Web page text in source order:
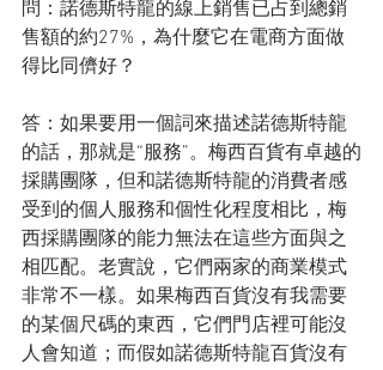
問：諾德斯特龍的線上銷售已占到總銷
售額的約27%，為什麼它在電商方面做
得比同儕好？
答：如果要用一個詞來描述諾德斯特龍
的話，那就是“服務”。梅西百貨有卓越的
採購團隊，但和諾德斯特龍的消費者感
受到的個人服務和個性化程度相比，梅
西採購團隊的能力無法在這些方面與之
相匹配。老實說，它們兩家的商業模式
非常不一樣。如果梅西百貨沒有我需要
的某個尺碼的東西，它們門店裡可能沒
人會知道；而假如諾德斯特龍百貨沒有